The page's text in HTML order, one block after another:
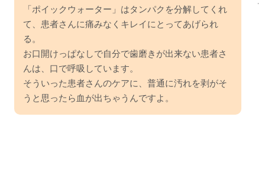
「ポイックウォーター」はタンパクを分解してくれ
て、患者さんに痛みなくキレイにとってあげられ
る。
お口開けっぱなしで自分で歯磨きが出来ない患者さ
んは、口で呼吸しています。
そういった患者さんのケアに、普通に汚れを剥がそ
うと思ったら血が出ちゃうんですよ。